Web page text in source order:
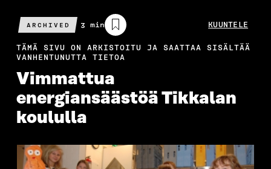
ARCHIVED
Arvioitu
lukuaika
3 min KUUNTELE
TÄMÄ SIVU ON ARKISTOITU JA SAATTAA SISÄLTÄÄ
VANHENTUNUTTA TIETOA
Vimmattua
energiansäästöä Tikkalan
koululla